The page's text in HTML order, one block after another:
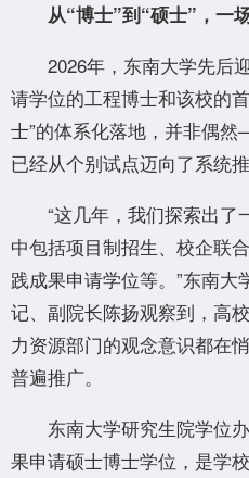
从“博士”到“硕士”，一
2026年，东南大学先后
请学位的工程博士和该校的
士”的体系化落地，并非偶
已经从个别试点迈向了系统推
“这几年，我们探索出
中包括项目制招生、校企联
践成果申请学位等。”东南
记、副院长陈扬观察到，高
力资源部门的观念意识都在
普遍推广。
东南大学研究生院学位
果申请硕士博士学位，是学